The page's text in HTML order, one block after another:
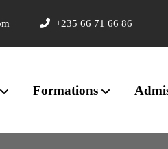
+235 66 71 66 86
Formations